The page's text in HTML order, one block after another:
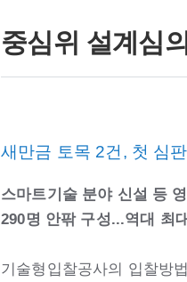
중심위 설계심
새만금 토목 2건, 첫 심
스마트기술 분야 신설 등
290명 안팎 구성...역대 최
기술형입찰공사의 입찰방